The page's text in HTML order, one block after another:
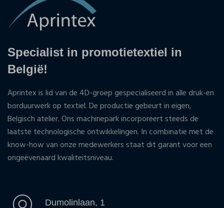
Specialist in promotietextiel in
België!
Aprintex is lid van de 4D-groep gespecialiseerd in alle druk-en
borduurwerk op textiel. De productie gebeurt in eigen,
Belgisch atelier. Ons machinepark incorporeert steeds de
laatste technologische ontwikkelingen. In combinatie met de
know-how van onze medewerkers staat dit garant voor een
ongeëvenaard kwaliteitsniveau.
Dumolinlaan, 1